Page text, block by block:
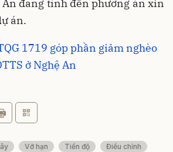
đang tính đến phương án xin
án.
1719 góp phần giảm nghèo
ở Nghệ An
Vỡ hạn Tiến độ
Điều chỉnh